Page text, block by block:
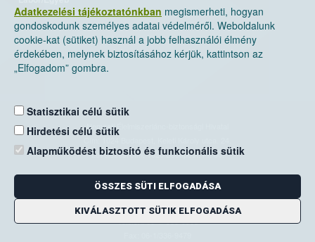
Adatkezelési tájékoztatónkban megismerheti, hogyan
gondoskodunk személyes adatai védelméről. Weboldalunk
cookie-kat (sütiket) használ a jobb felhasználói élmény
érdekében, melynek biztosításához kérjük, kattintson az
„Elfogadom” gombra.
Statisztikai célú sütik
Hirdetési célú sütik
Alapműködést biztosító és funkcionális sütik
ÖSSZES SÜTI ELFOGADÁSA
KIVÁLASZTOTT SÜTIK ELFOGADÁSA
Nemzeti Élelmiszerlánc-biztonsági Hivatal
Levelezési cím: 1525 Budapest. Pf. 30.
E-mail:ugyfelszolgalat@nebih.gov.hu
Zöld szám: 06-80/263-244
Telefon: 06-1/ 336-9000